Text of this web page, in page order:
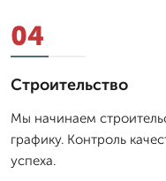
04
Строительство
Мы начинаем
графику. Контроль
успеха.